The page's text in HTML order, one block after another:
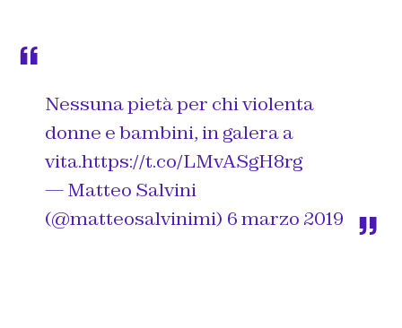
Nessuna pietà per chi violenta
donne e bambini, in galera a
vita.https://t.co/LMvASgH8rg
— Matteo Salvini
(@matteosalvinimi) 6 marzo 2019